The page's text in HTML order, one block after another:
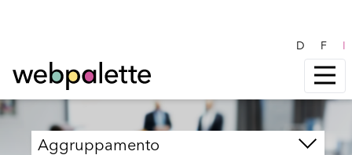
D F I
Aggruppamento